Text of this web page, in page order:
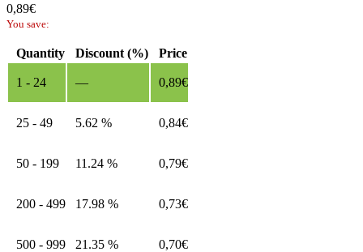
0,89€
You save:
Quantity Discount (%) Price
1 - 24 — 0,89€
25 - 49 5.62 % 0,84€
50 - 199 11.24 % 0,79€
200 - 499 17.98 % 0,73€
500 - 999 21.35 % 0,70€